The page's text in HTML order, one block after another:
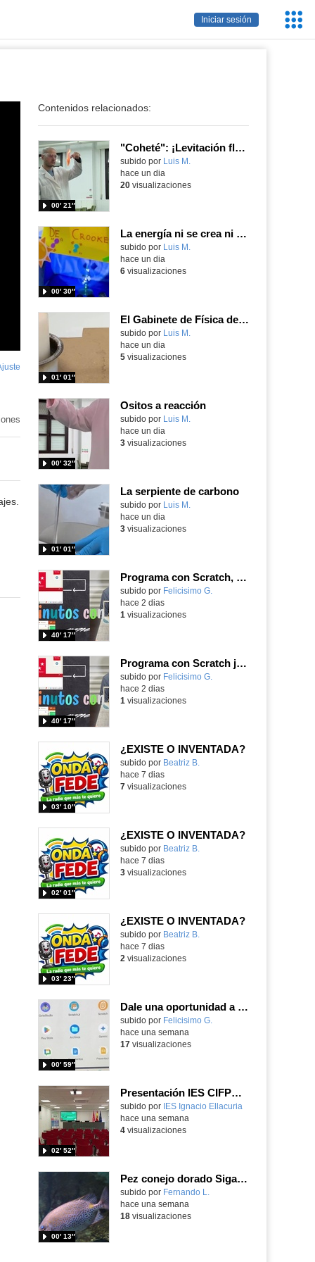
Iniciar sesión
pantalla
Contenidos relacionados:
"Coheté": ¡Levitación flamígera!
Contenido educativo.
subido por Luis M.
00′ 21″
hace un dia
20visualizaciones
La energía ni se crea ni se destruye... ¡se experimenta! El Tierno en la Feria Madrid es Ciencia 2026
Contenido educativo.
subido por Luis M.
00′ 30″
hace un dia
6visualizaciones
El Gabinete de Física del IES Enrique Tierno Galván de Parla (Curso 25-26)
Contenido educativo.
subido por Luis M.
01′ 01″
hace un dia
5visualizaciones
Ositos a reacción
Contenido educativo.
subido por Luis M.
00′ 32″
hace un dia
3visualizaciones
La serpiente de carbono
Contenido educativo.
subido por Luis M.
01′ 01″
hace un dia
3visualizaciones
Programa con Scratch, 8 diferentes juegos para vivir la emoción de los partidos de España en el mundial 2026
Contenido educativo.
subido por Felicisimo G.
40′ 17″
hace 2 dias
1 visualizaciones
Programa con Scratch juegos con los partidos del mundial 2026 ganados por España
Contenido educativo.
subido por Felicisimo G.
40′ 17″
hace 2 dias
1 visualizaciones
¿EXISTE O INVENTADA?
Contenido educativo.
subido por Beatriz B.
03′ 10″
hace 7 dias
7visualizaciones
¿EXISTE O INVENTADA?
Contenido educativo.
subido por Beatriz B.
02′ 01″
hace 7 dias
3visualizaciones
¿EXISTE O INVENTADA?
Contenido educativo.
subido por Beatriz B.
03′ 23″
hace 7 dias
2 visualizaciones
Dale una oportunidad a los Chromebooks y utiliza un proyector para realizar talleres si no tienes pantallas táctiles
Contenido educativo.
subido por Felicisimo G.
00′ 59″
hace una semana
17visualizaciones
Presentación IES CIFPD Ignacio Ellacuría
Contenido educativo.
subido por IES Ignacio Ellacuria
02′ 52″
hace una semana
4visualizaciones
Pez conejo dorado Siganus guttatus (Bloch, 1786)
Contenido educativo.
subido por Fernando L.
00′ 13″
hace una semana
18visualizaciones